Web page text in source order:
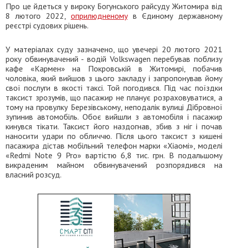
Про це йдеться у вироку Богунського райсуду Житомира від
8 лютого 2022, оприлюдненомув Єдиному державному
реєстрі судових рішень.
У матеріалах суду зазначено, що увечері 20 лютого 2021
року обвинувачений - водій Volkswagen перебував поблизу
кафе «Кармен» на Покровській в Житомирі, побачив
чоловіка, який вийшов з цього закладу і запропонував йому
свої послуги в якості таксі. Той погодився. Під час поїздки
таксист зрозумів, що пасажир не планує розраховуватися, а
тому на провулку Березівському, неподалік вулиці Дібровної
зупинив автомобіль. Обоє вийшли з автомобіля і пасажир
кинувся тікати. Таксист його наздогнав, збив з ніг і почав
наносити удари по обличчю. Після цього таксист з кишені
пасажира дістав мобільний телефон марки «Хіаомі», моделі
«Redmi Note 9 Pro» вартістю 6,8 тис. грн. В подальшому
викраденим майном обвинувачений розпорядився на
власний розсуд.